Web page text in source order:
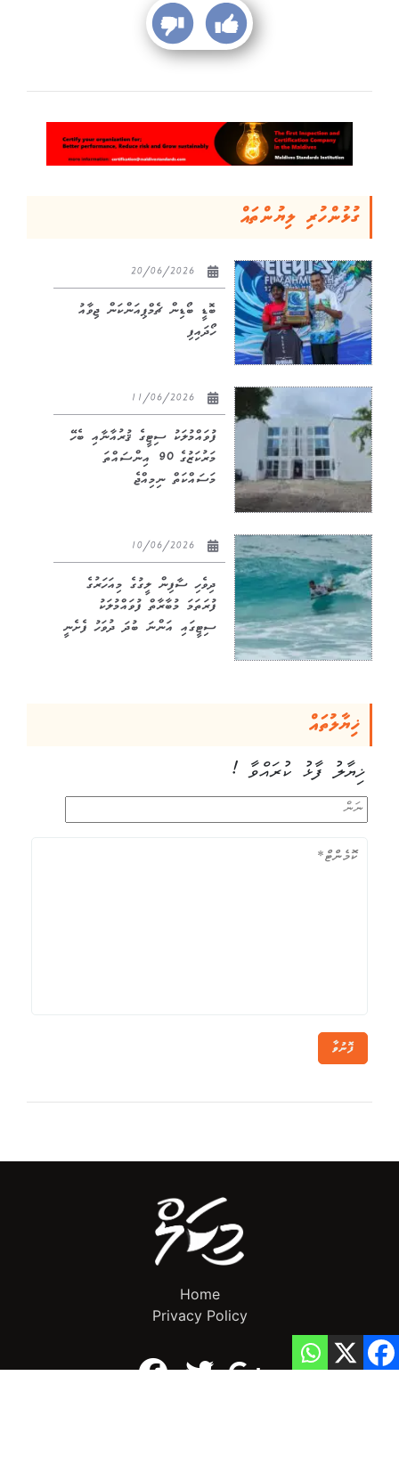
ގުޅުންހުރި ލިޔުންތައް
ބޮޑީ ބޯޑިން ޗެމްޕިއަންކަން ޖިވާއު
ހޯދައިފި
ފުވައްމުލަކު ސިޓީގެ ޤުރުއާނާއި ބެހޭ
މަރުކަޒުގެ 90 އިންސައްތަ
މަސައްކަތް ނިމިއްޖެ
ދިވެހި ސާފިން ލީގުގެ މިއަހަރުގެ
ފުރަތަމަ މުބާރާތް ފުވައްމުލަކު
ސިޓީގައި އަންނަ ބުދަ ދުވަހު ފެށެނީ
ޚިޔާލުތައް
ޚިޔާލު ފާޅު ކުރައްވާ !
ފޮނުވާ
Home
Privacy Policy